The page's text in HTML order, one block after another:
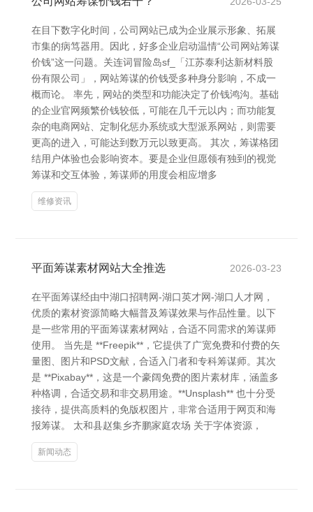
在目下数字化时间，公司网站已成为企业展示形象、拓展
市集的病笃器用。因此，好多企业启动温情“公司网站筹谋
价钱”这一问题。关连词冒险岛sf_「江苏泰利达新材料股
份有限公司」，网站筹谋的价钱受多种身分影响，不成一
概而论。 率先，网站的类型和功能决定了价钱鸿沟。基础
的企业官网频繁价钱较低，可能在几千元以内；而功能复
杂的电商网站、定制化惩办系统或大型派系网站，则需要
更高的进入，可能达到数万元以致更高。 其次，筹谋格团
结用户体验也会影响资本。要是企业但愿领有独到的视觉
筹谋和交互体验，筹谋师的用度会相应增多
维修资讯
平面筹谋素材网站大全推选 2026-03-23
在平面筹谋经由中湖口招聘网-湖口英才网-湖口人才网，
优质的素材资源简略大幅普及筹谋效果与作品性量。以下
是一些常用的平面筹谋素材网站，合适不同需求的筹谋师
使用。 当先是 **Freepik**，它提供了广宽免费和付费的矢
量图、图片和PSD文献，合适入门者和专科筹谋师。其次
是 **Pixabay**，这是一个豪阔免费的图片素材库，涵盖多
种格调，合适交易和非交易用途。**Unsplash** 也十分受
接待，提供高质料的免版权图片，非常合适用于网页和海
报筹谋。 太和县赵集乡齐鹏家庭农场 关于字体资源，
新闻动态